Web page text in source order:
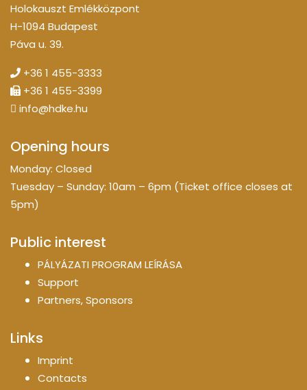
Holokauszt Emlékközpont
H-1094 Budapest
Páva u. 39.
+36 1 455-3333
+36 1 455-3399
info@hdke.hu
Opening hours
Monday: Closed
Tuesday – Sunday: 10am – 6pm (Ticket office closes at
5pm)
Public interest
PÁLYÁZATI PROGRAM LEÍRÁSA
Support
Partners, Sponsors
Links
Imprint
Contacts